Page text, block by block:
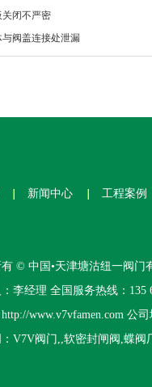
关闭不严密
与阀盖连接处泄漏
新闻中心 工程案例
© 中国•天津塘沽纽一阀门
李经理 全国服务热线：135
www.v7vfamen.com 公
V7V阀门,,软密封闸阀,蝶阀